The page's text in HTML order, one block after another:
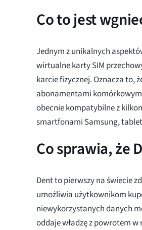
Co to jest
Jednym z unikalnych
wirtualne karty SIM
karcie fizycznej. Oznacza to,
abonamentami
obecnie kompatybilne z
smartfonami Samsung,
Co sprawia, że
Dent to pierwszy na świecie
umożliwia użytkownikom
niewykorzystanych danych
oddaje władzę z powrotem